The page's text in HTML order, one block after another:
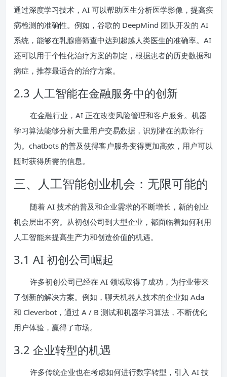
通过深度学习技术，AI 可以帮助医生分析医学影像，提高疾
病检测的准确性。例如，谷歌的 DeepMind 团队开发的 AI
系统，能够在乳腺癌筛查中达到超越人类医生的准确率。AI
还可以用于个性化治疗方案的制定，根据患者的历史数据和
病症，推荐最适合的治疗方案。
2.3 人工智能在金融服务中的创新
在金融行业，AI 正在改变风险管理和客户服务。机器
学习算法能够分析大量用户交易数据，识别潜在的欺诈行
为。chatbots 的普及使得客户服务变得更加高效，用户可以
随时获得所需的信息。
三、人工智能创业机会：无限可能的
随着 AI 技术的普及和企业需求的不断增长，新的创业
机会层出不穷。从初创公司到大型企业，都面临着如何利用
人工智能来提高生产力和创造价值的机遇。
3.1 AI 初创公司崛起
许多初创公司已经在 AI 领域取得了成功，为行业带来
了创新的解决方案。例如，聊天机器人技术的企业如 Ada
和 Cleverbot，通过 A / B 测试和机器学习算法，不断优化
用户体验，赢得了市场。
3.2 企业转型的机遇
许多传统企业也在考虑如何进行数字转型，引入 AI 技